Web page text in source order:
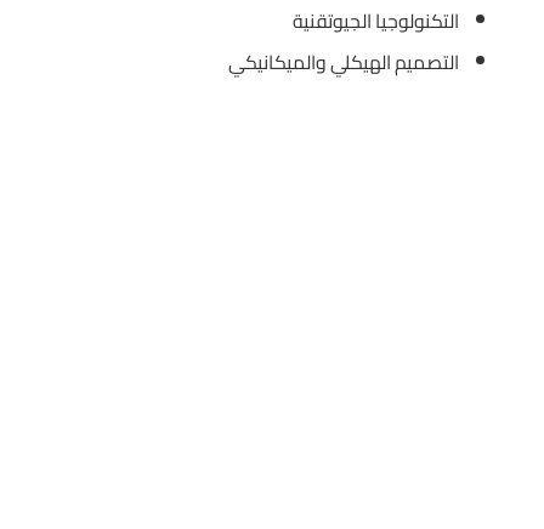
التكنولوجيا الجيوتقنية
التصميم الهيكلي والميكانيكي